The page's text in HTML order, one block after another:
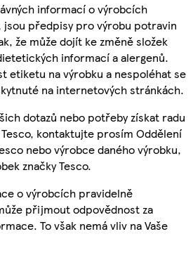
informací o výrobcích
jsou předpisy pro výrobu potravin
že může dojít ke změně složek
informací a alergenů.
etiketu na výrobku a nespoléhat se
na internetových stránkách.
dotazů nebo potřeby získat radu
kontaktujte prosím Oddělení
nebo výrobce daného výrobku,
značky Tesco.
o výrobcích pravidelně
přijmout odpovědnost za
To však nemá vliv na Vaše